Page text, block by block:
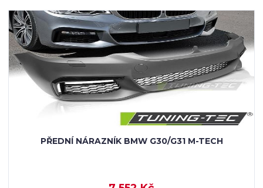
PŘEDNÍ NÁRAZNÍK BMW G30/G31 M-TECH